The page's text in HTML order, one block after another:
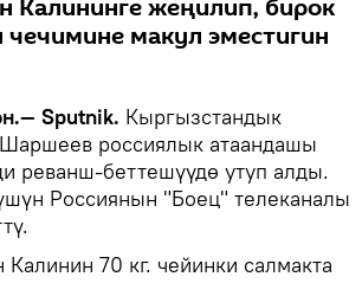
Калининге жеңилип, бирок
макул эместигин
Sputnik. Кыргызстандык
россиялык атаандашы
реванш-беттешүүдө утуп алды.
Россиянын "Боец" телеканалы
70 кг. чейинки салмакта